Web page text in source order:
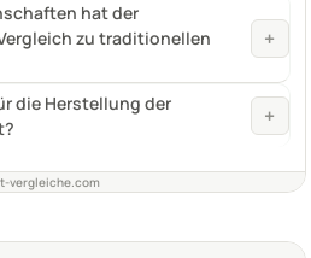
hat der
zu traditionellen
+
die Herstellung der
+
vergleiche.com